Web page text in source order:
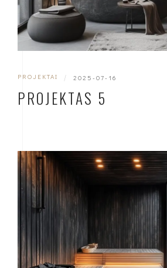
PROJEKTAI | 2025-07-16
PROJEKTAS 5